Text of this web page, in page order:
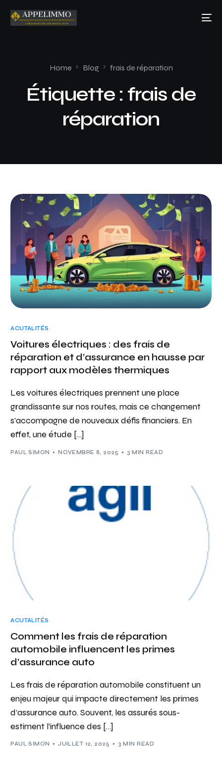
Home Blog frais de réparation
Étiquette : frais de
réparation
ACUTALITÉS
Voitures électriques : des frais de
réparation et d’assurance en hausse par
rapport aux modèles thermiques
Les voitures électriques prennent une place
grandissante sur nos routes, mais ce changement
s’accompagne de nouveaux défis financiers. En
effet, une étude […]
PAUL SIMON NOVEMBRE 8, 2025 3 MIN READ
ACUTALITÉS
Comment les frais de réparation
automobile influencent les primes
d’assurance auto
Les frais de réparation automobile constituent un
enjeu majeur qui impacte directement les primes
d’assurance auto. Souvent, les assurés sous-
estiment l’influence des […]
PAUL SIMON JUILLET 12, 2025 3 MIN READ